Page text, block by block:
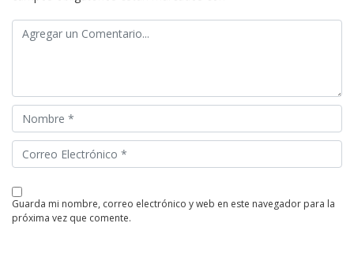
guarda mi nombre, correo electrónico y web en este navegador para la
próxima vez que comente.